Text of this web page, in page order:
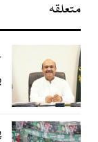
متعلقہ